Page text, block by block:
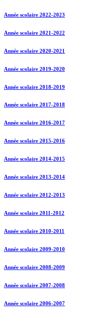
Année scolaire 2022-2023
Année scolaire 2021-2022
Année scolaire 2020-2021
Année scolaire 2019-2020
Année scolaire 2018-2019
Année scolaire 2017-2018
Année scolaire 2016-2017
Année scolaire 2015-2016
Année scolaire 2014-2015
Année scolaire 2013-2014
Année scolaire 2012-2013
Année scolaire 2011-2012
Année scolaire 2010-2011
Année scolaire 2009-2010
Année scolaire 2008-2009
Année scolaire 2007-2008
Année scolaire 2006-2007